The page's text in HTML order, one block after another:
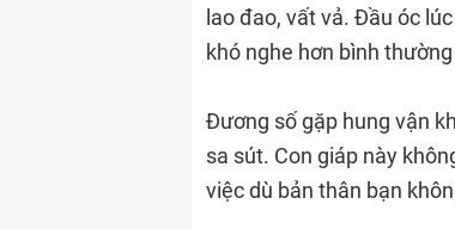
lao đao, vất vả. Đầu óc
khó nghe hơn bình
Đương số gặp hung vận
sa sút. Con giáp này
việc dù bản thân bạn